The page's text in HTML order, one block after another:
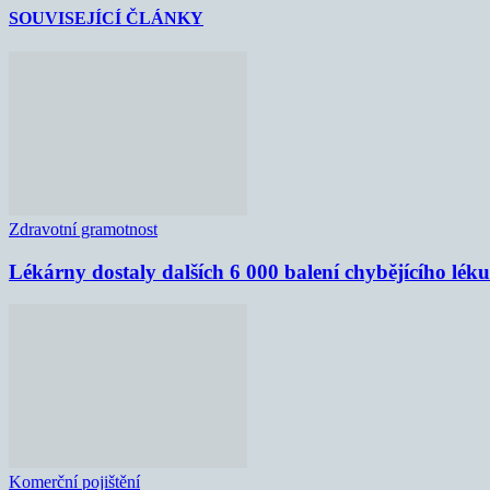
SOUVISEJÍCÍ ČLÁNKY
Zdravotní gramotnost
Lékárny dostaly dalších 6 000 balení chybějícího
Komerční pojištění